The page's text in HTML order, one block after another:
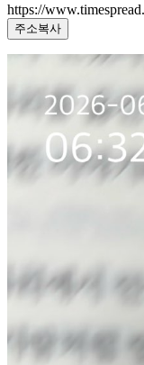
https://
주소복사